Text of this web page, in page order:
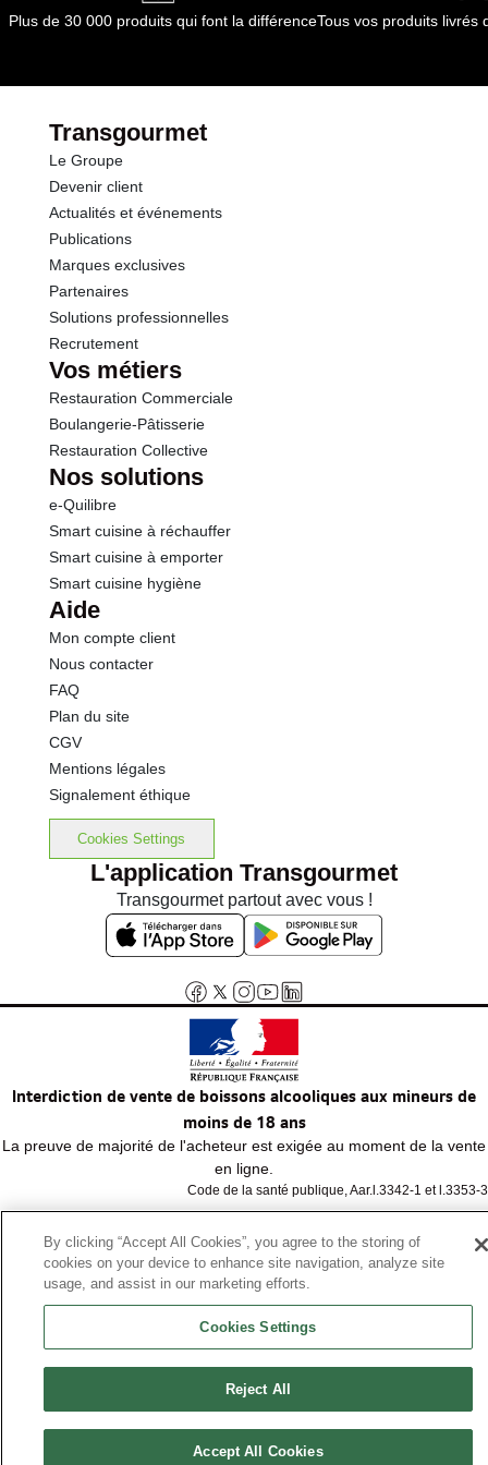
par le(s) fournisseur(s) de Transgourmet
Protéines
Sel
Sodium
Durée totale du produit :15 mois
Plus de 30 000 produits qui font la différenceTous vos produits livrés
Transgourmet
Le Groupe
Devenir client
Actualités et événements
Publications
Marques exclusives
Partenaires
Solutions professionnelles
Recrutement
Vos métiers
Restauration Commerciale
Boulangerie-Pâtisserie
Restauration Collective
Nos solutions
e-Quilibre
Smart cuisine à réchauffer
Smart cuisine à emporter
Smart cuisine hygiène
Aide
Mon compte client
Nous contacter
FAQ
Plan du site
CGV
Mentions légales
Signalement éthique
Cookies Settings
L'application Transgourmet
Transgourmet partout avec vous !
Interdiction de vente de boissons alcooliques aux mineurs de
moins de 18 ans
La preuve de majorité de l'acheteur est exigée au moment de la vente
en ligne.
Code de la santé publique, Aar.l.3342-1 et l.3353-3
© Tous droits réservés
By clicking “Accept All Cookies”, you agree to the storing of
cookies on your device to enhance site navigation, analyze site
usage, and assist in our marketing efforts.
Cookies Settings
Reject All
Accept All Cookies